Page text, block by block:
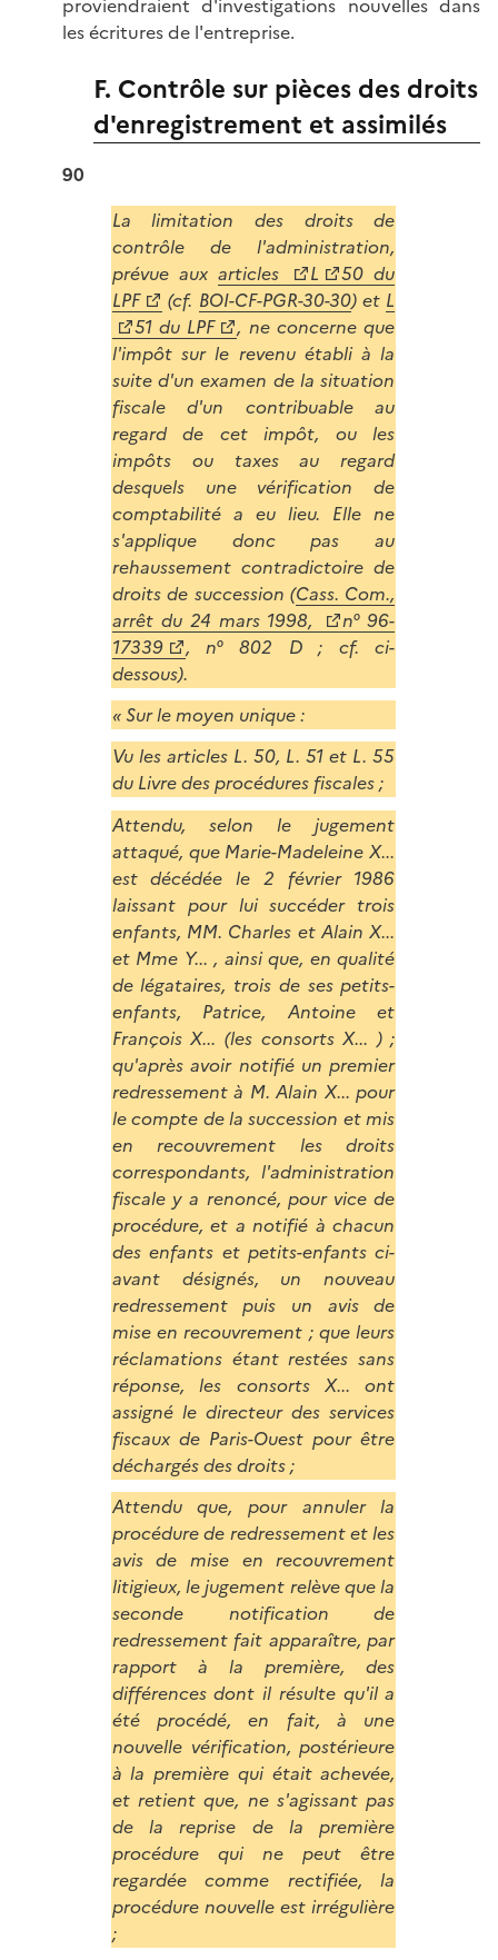
proviendraient d'investigations nouvelles dans
les écritures de l'entreprise.
F. Contrôle sur pièces des droits
d'enregistrement et assimilés
90
La limitation des droits de
contrôle de l'administration,
prévue aux articles L
50 du
LPF
(cf. BOI-CF-PGR-30-30) et L
51 du LPF
, ne concerne que
l'impôt sur le revenu établi à la
suite d'un examen de la situation
fiscale d'un contribuable au
regard de cet impôt, ou les
impôts ou taxes au regard
desquels une vérification de
comptabilité a eu lieu. Elle ne
s'applique donc pas au
rehaussement contradictoire de
droits de succession (Cass. Com.,
arrêt du 24 mars 1998,
n° 96-
17339
, n° 802 D ; cf. ci-
dessous).
« Sur le moyen unique :
Vu les articles L. 50, L. 51 et L. 55
du Livre des procédures fiscales ;
Attendu, selon le jugement
attaqué, que Marie-Madeleine X...
est décédée le 2 février 1986
laissant pour lui succéder trois
enfants, MM. Charles et Alain X...
et Mme Y... , ainsi que, en qualité
de légataires, trois de ses petits-
enfants, Patrice, Antoine et
François X... (les consorts X... ) ;
qu'après avoir notifié un premier
redressement à M. Alain X... pour
le compte de la succession et mis
en recouvrement les droits
correspondants, l'administration
fiscale y a renoncé, pour vice de
procédure, et a notifié à chacun
des enfants et petits-enfants ci-
avant désignés, un nouveau
redressement puis un avis de
mise en recouvrement ; que leurs
réclamations étant restées sans
réponse, les consorts X... ont
assigné le directeur des services
fiscaux de Paris-Ouest pour être
déchargés des droits ;
Attendu que, pour annuler la
procédure de redressement et les
avis de mise en recouvrement
litigieux, le jugement relève que la
seconde notification de
redressement fait apparaître, par
rapport à la première, des
différences dont il résulte qu'il a
été procédé, en fait, à une
nouvelle vérification, postérieure
à la première qui était achevée,
et retient que, ne s'agissant pas
de la reprise de la première
procédure qui ne peut être
regardée comme rectifiée, la
procédure nouvelle est irrégulière
;